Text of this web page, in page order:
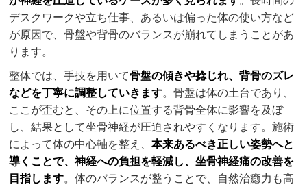
デスクワークや立ち仕事、あるいは偏った体の使い方など
が原因で、骨盤や背骨のバランスが崩れてしまうことがあ
ります。
整体では、手技を用いて骨盤の傾きや捻じれ、背骨のズレ
などを丁寧に調整していきます。骨盤は体の土台であり、
ここが歪むと、その上に位置する背骨全体に影響を及ぼ
し、結果として坐骨神経が圧迫されやすくなります。施術
によって体の中心軸を整え、本来あるべき正しい姿勢へと
導くことで、神経への負担を軽減し、坐骨神経痛の改善を
目指します。体のバランスが整うことで、自然治癒力も高